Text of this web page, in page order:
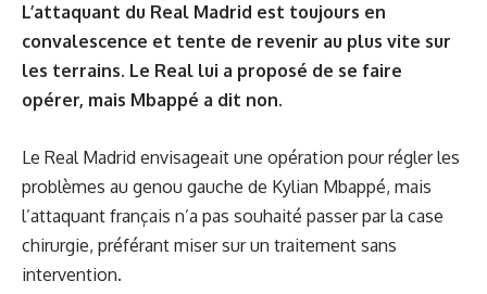
L’attaquant du Real Madrid est toujours en
convalescence et tente de revenir au plus vite sur
les terrains. Le Real lui a proposé de se faire
opérer, mais Mbappé a dit non.
Le Real Madrid envisageait une opération pour régler les
problèmes au genou gauche de Kylian Mbappé, mais
l’attaquant français n’a pas souhaité passer par la case
chirurgie, préférant miser sur un traitement sans
intervention.